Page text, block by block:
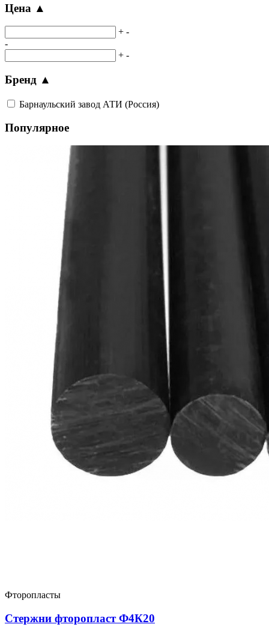
Цена ▲
+ -
-
+ -
Бренд ▲
Барнаульский завод АТИ (Россия)
Популярное
Фторопласты
Стержни фторопласт Ф4К20